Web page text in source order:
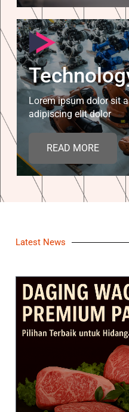
Lorem ipsum dolor sit
adipiscing elit dolor
READ MORE
Latest News